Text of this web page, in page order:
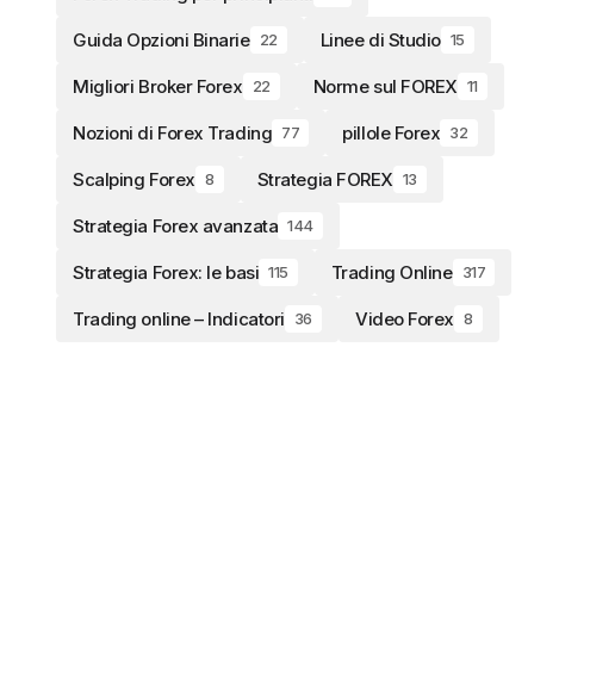
Guida Opzioni Binarie 22 Linee di Studio 15
Migliori Broker Forex 22 Norme sul FOREX 11
Nozioni di Forex Trading 77 pillole Forex 32
Scalping Forex 8 Strategia FOREX 13
Strategia Forex avanzata 144
Strategia Forex: le basi 115 Trading Online 317
Trading online – Indicatori 36 Video Forex 8